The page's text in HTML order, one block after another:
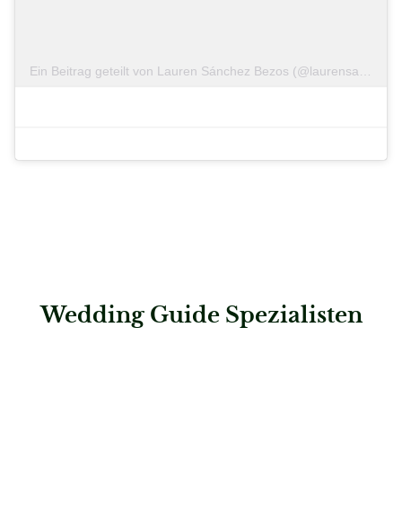
Wedding Guide Spezialisten